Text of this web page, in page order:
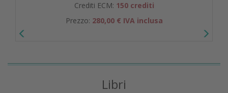
Crediti ECM: 150 crediti
Prezzo: 280,00 € IVA inclusa
Libri